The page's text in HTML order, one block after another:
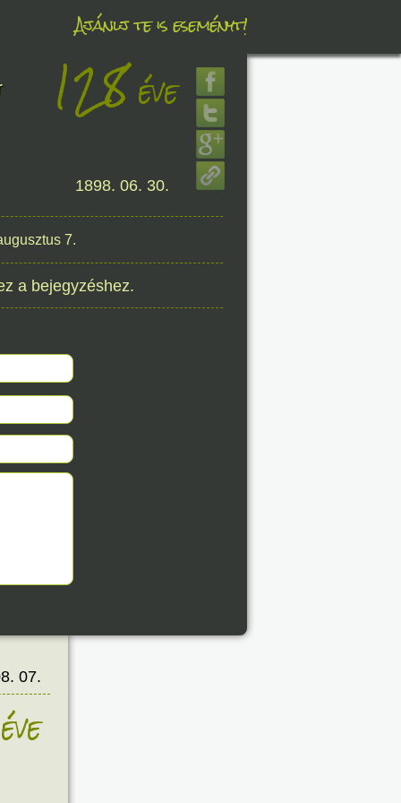
Ajánlj te is eseményt!
07.
07.
éve
128éve
1898. 06. 30.
7.
a bejegyzéshez.